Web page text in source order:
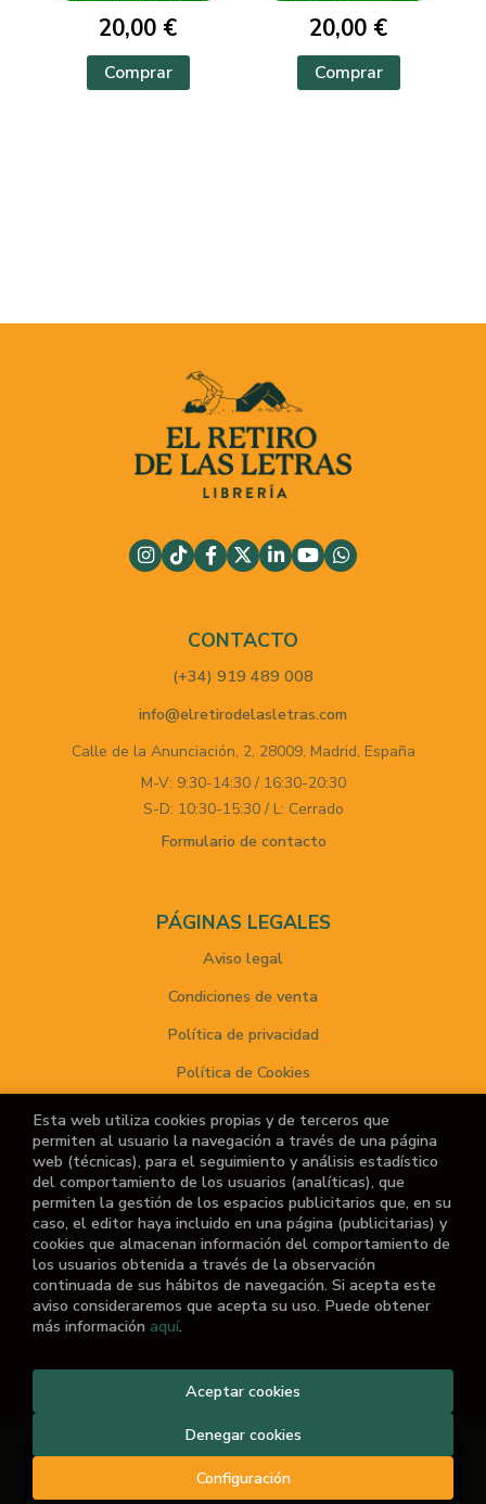
Añadir a mi cesta
20,00 €
Comprar
20,00 €
Comprar
CONTACTO
(+34) 919 489 008
info@elretirodelasletras.com
Calle de la Anunciación, 2, 28009, Madrid, España
M-V: 9:30-14:30 / 16:30-20:30
S-D: 10:30-15:30 / L: Cerrado
Formulario de contacto
PÁGINAS LEGALES
Aviso legal
Condiciones de venta
Política de privacidad
Política de Cookies
ATENCIÓN AL CLIENTE
Quiénes somos
Noticias
¿No encuentras el libro que buscas?
El Retiro de las Letras. Todos los Derechos
Esta web utiliza cookies propias y de terceros que
permiten al usuario la navegación a través de una página
web (técnicas), para el seguimiento y análisis estadístico
del comportamiento de los usuarios (analíticas), que
permiten la gestión de los espacios publicitarios que, en su
caso, el editor haya incluido en una página (publicitarias) y
cookies que almacenan información del comportamiento de
los usuarios obtenida a través de la observación
continuada de sus hábitos de navegación. Si acepta este
aviso consideraremos que acepta su uso. Puede obtener
más información aquí.
Configuración
Denegar cookies
Aceptar cookies